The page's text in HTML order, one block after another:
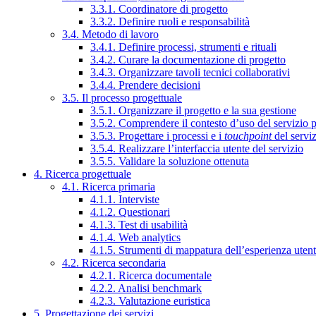
3.3.1. Coordinatore di progetto
3.3.2. Definire ruoli e responsabilità
3.4. Metodo di lavoro
3.4.1. Definire processi, strumenti e rituali
3.4.2. Curare la documentazione di progetto
3.4.3. Organizzare tavoli tecnici collaborativi
3.4.4. Prendere decisioni
3.5. Il processo progettuale
3.5.1. Organizzare il progetto e la sua gestione
3.5.2. Comprendere il contesto d’uso del servizio
3.5.3. Progettare i processi e i touchpointdel
3.5.4. Realizzare l’interfaccia utente del servizio
3.5.5. Validare la soluzione ottenuta
4. Ricerca progettuale
4.1. Ricerca primaria
4.1.1. Interviste
4.1.2. Questionari
4.1.3. Test di usabilità
4.1.4. Web analytics
4.1.5. Strumenti di mappatura dell’esperienza
4.2. Ricerca secondaria
4.2.1. Ricerca documentale
4.2.2. Analisi benchmark
4.2.3. Valutazione euristica
5. Progettazione dei servizi